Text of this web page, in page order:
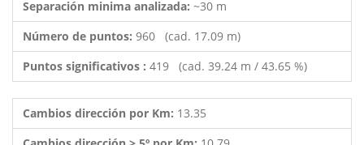
Separación minima analizada: ~30 m
Número de puntos: 960 (cad. 17.09 m)
Puntos significativos : 419 (cad. 39.24 m / 43.65 %)
Cambios dirección por Km: 13.35